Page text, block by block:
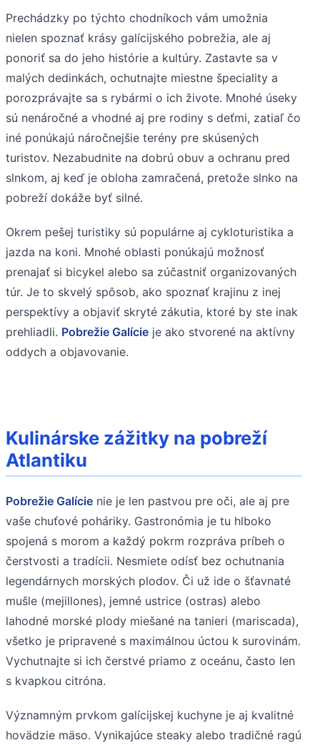
Prechádzky po týchto chodníkoch vám umožnia
nielen spoznať krásy galícijského pobrežia, ale aj
ponoriť sa do jeho histórie a kultúry. Zastavte sa v
malých dedinkách, ochutnajte miestne špeciality a
porozprávajte sa s rybármi o ich živote. Mnohé úseky
sú nenáročné a vhodné aj pre rodiny s deťmi, zatiaľ čo
iné ponúkajú náročnejšie terény pre skúsených
turistov. Nezabudnite na dobrú obuv a ochranu pred
slnkom, aj keď je obloha zamračená, pretože slnko na
pobreží dokáže byť silné.
Okrem pešej turistiky sú populárne aj cykloturistika a
jazda na koni. Mnohé oblasti ponúkajú možnosť
prenajať si bicykel alebo sa zúčastniť organizovaných
túr. Je to skvelý spôsob, ako spoznať krajinu z inej
perspektívy a objaviť skryté zákutia, ktoré by ste inak
prehliadli. Pobrežie Galície je ako stvorené na aktívny
oddych a objavovanie.
Kulinárske zážitky na pobreží
Atlantiku
Pobrežie Galície nie je len pastvou pre oči, ale aj pre
vaše chuťové poháriky. Gastronómia je tu hlboko
spojená s morom a každý pokrm rozpráva príbeh o
čerstvosti a tradícii. Nesmiete odísť bez ochutnania
legendárnych morských plodov. Či už ide o šťavnaté
mušle (mejillones), jemné ustrice (ostras) alebo
lahodné morské plody miešané na tanieri (mariscada),
všetko je pripravené s maximálnou úctou k surovinám.
Vychutnajte si ich čerstvé priamo z oceánu, často len
s kvapkou citróna.
Významným prvkom galícijskej kuchyne je aj kvalitné
hovädzie mäso. Vynikajúce steaky alebo tradičné ragú